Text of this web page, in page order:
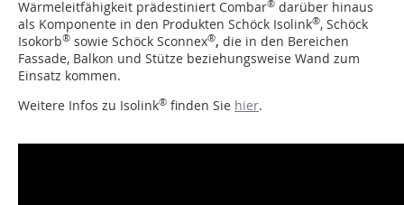
Wärmeleitfähigkeit prädestiniert Combar® darüber hinaus
als Komponente in den Produkten Schöck Isolink®, Schöck
Isokorb® sowie Schöck Sconnex®, die in den Bereichen
Fassade, Balkon und Stütze beziehungsweise Wand zum
Einsatz kommen.
Weitere Infos zu Isolink® finden Sie hier.